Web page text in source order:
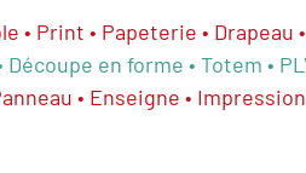
Print • Papeterie •
en forme • Totem •
• Enseigne •